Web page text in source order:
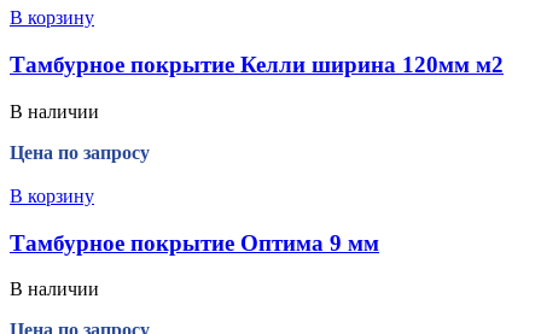
В корзину
Тамбурное покрытие Келли ширина 120мм м2
В наличии
Цена по запросу
В корзину
Тамбурное покрытие Оптима 9 мм
В наличии